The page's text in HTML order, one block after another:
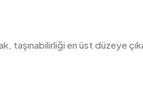
taşınabilirliği en üst düzeye